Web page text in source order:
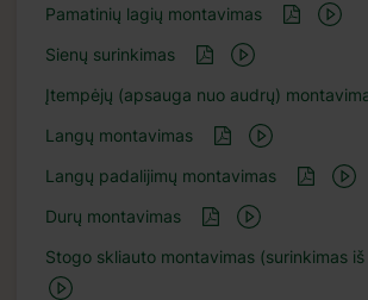
Pamatinių lagių montavimas
Sienų surinkimas
Įtempėjų (apsauga nuo audrų)
Langų montavimas
Langų padalijimų montavimas
Durų montavimas
Stogo skliauto montavimas (surinkimas iš